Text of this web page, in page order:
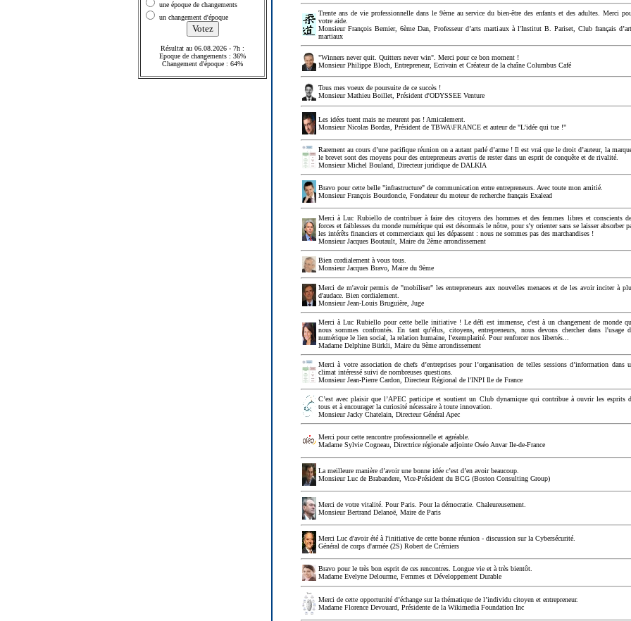
une époque de changements
un changement d'époque
Résultat au 06.08.2026 - 7h :
Epoque de changements : 36%
Changement d'époque : 64%
Trente ans de vie professionnelle dans le 9ème au service du bien-être des enfants et des adultes. Merci
votre aide.
Monsieur François Bernier, 6ème Dan, Professeur d’arts martiaux à l'Institut B. Pariset, Club français
martiaux
"Winners never quit. Quitters never win". Merci pour ce bon moment !
Monsieur Philippe Bloch, Entrepreneur, Ecrivain et Créateur de la chaîne Columbus Café
Tous mes voeux de poursuite de ce succès !
Monsieur Mathieu Boillet, Président d'ODYSSEE Venture
Les idées tuent mais ne meurent pas ! Amicalement.
Monsieur Nicolas Bordas, Président de TBWA\FRANCE et auteur de "L'idée qui tue !"
Rarement au cours d’une pacifique réunion on a autant parlé d’arme ! Il est vrai que le droit d’auteur, la
le brevet sont des moyens pour des entrepreneurs avertis de rester dans un esprit de conquête et de rivalité.
Monsieur Michel Bouland, Directeur juridique de DALKIA
Bravo pour cette belle "infrastructure" de communication entre entrepreneurs. Avec toute mon amitié.
Monsieur François Bourdoncle, Fondateur du moteur de recherche français Exalead
Merci à Luc Rubiello de contribuer à faire des citoyens des hommes et des femmes libres et conscients
forces et faiblesses du monde numérique qui est désormais le nôtre, pour s'y orienter sans se laisser absorber
les intérêts financiers et commerciaux qui les dépassent : nous ne sommes pas des marchandises !
Monsieur Jacques Boutault, Maire du 2ème arrondissement
Bien cordialement à vous tous.
Monsieur Jacques Bravo, Maire du 9ème
Merci de m'avoir permis de "mobiliser" les entrepreneurs aux nouvelles menaces et de les avoir inciter à
d'audace. Bien cordialement.
Monsieur Jean-Louis Bruguière, Juge
Merci à Luc Rubiello pour cette belle initiative ! Le défi est immense, c'est à un changement de monde
nous sommes confrontés. En tant qu'élus, citoyens, entrepreneurs, nous devons chercher dans l'usage
numérique le lien social, la relation humaine, l'exemplarité. Pour renforcer nos libertés...
Madame Delphine Bürkli, Maire du 9ème arrondissement
Merci à votre association de chefs d’entreprises pour l’organisation de telles sessions d’information dans
climat intéressé suivi de nombreuses questions.
Monsieur Jean-Pierre Cardon, Directeur Régional de l'INPI Ile de France
C’est avec plaisir que l’APEC participe et soutient un Club dynamique qui contribue à ouvrir les esprits
tous et à encourager la curiosité nécessaire à toute innovation.
Monsieur Jacky Chatelain, Directeur Général Apec
Merci pour cette rencontre professionnelle et agréable.
Madame Sylvie Cogneau, Directrice régionale adjointe Oséo Anvar Ile-de-France
La meilleure manière d’avoir une bonne idée c’est d’en avoir beaucoup.
Monsieur Luc de Brabandere, Vice-Président du BCG (Boston Consulting Group)
Merci de votre vitalité. Pour Paris. Pour la démocratie. Chaleureusement.
Monsieur Bertrand Delanoë, Maire de Paris
Merci Luc d'avoir été à l'initiative de cette bonne réunion - discussion sur la Cybersécurité.
Général de corps d'armée (2S) Robert de Crémiers
Bravo pour le très bon esprit de ces rencontres. Longue vie et à très bientôt.
Madame Evelyne Delourme, Femmes et Développement Durable
Merci de cette opportunité d’échange sur la thématique de l’individu citoyen et entrepreneur.
Madame Florence Devouard, Présidente de la Wikimedia Foundation Inc